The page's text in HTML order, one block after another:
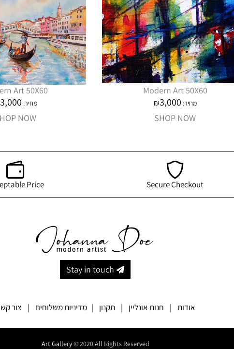
Modern Art 50X60
מחיר: ₪3,000
SHOP NOW
Art 50X60
מחיר: 3,000
NOW
Secure Checkout
Price
Stay in touch
אודות | חנות אונליין | תקנון | מדיניות משלוחים | צור
Art Gallery© 2020 All Rights Reserved